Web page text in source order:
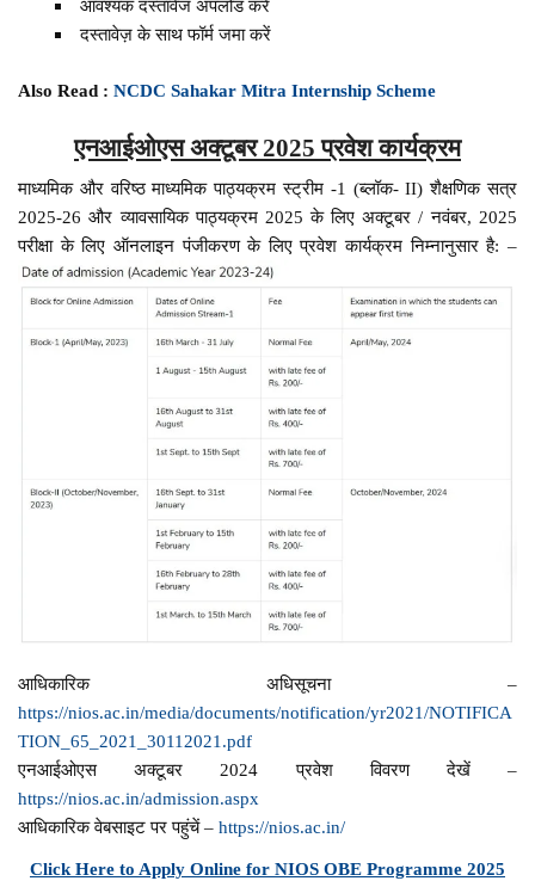
आवश्यक दस्तावेज अपलोड करें
दस्तावेज़ के साथ फॉर्म जमा करें
Also Read :NCDC Sahakar Mitra Internship Scheme
एनआईओएस अक्टूबर 2025 प्रवेश कार्यक्रम
माध्यमिक और वरिष्ठ माध्यमिक पाठ्यक्रम स्ट्रीम -1 (ब्लॉक- II) शैक्षणिक सत्र
2025-26 और व्यावसायिक पाठ्यक्रम 2025 के लिए अक्टूबर / नवंबर, 2025
परीक्षा के लिए ऑनलाइन पंजीकरण के लिए प्रवेश कार्यक्रम निम्नानुसार है: –
आधिकारिक अधिसूचना –
https://nios.ac.in/media/documents/notification/yr2021/NOTIFICA
TION_65_2021_30112021.pdf
एनआईओएस अक्टूबर 2024 प्रवेश विवरण देखें –
https://nios.ac.in/admission.aspx
आधिकारिक वेबसाइट पर पहुंचें –https://nios.ac.in/
Click Here to Apply Online for NIOS OBE Programme 2025